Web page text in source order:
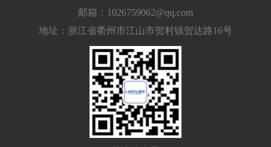
邮箱：1026759062@qq.com
地址：浙江省衢州市江山市贺村镇贺达路16号